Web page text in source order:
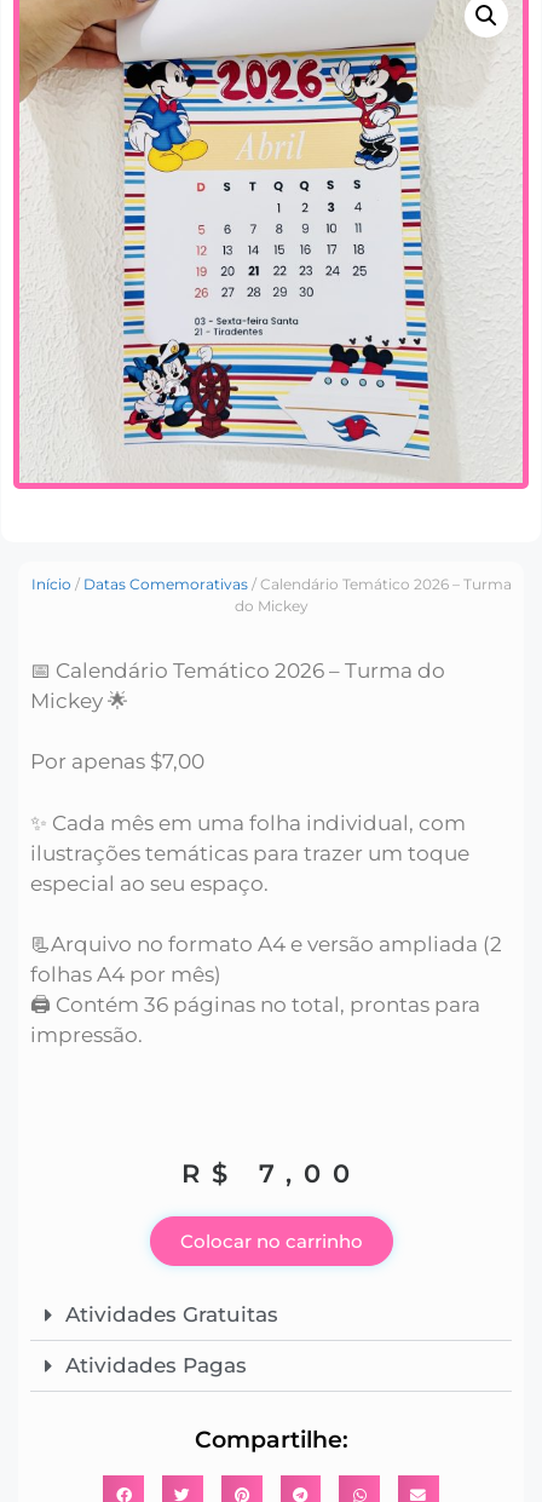
Início / Datas Comemorativas/ Calendário Temático 2026 – Turma
do Mickey
📅 Calendário Temático 2026 – Turma do
Mickey 🌟
Por apenas $7,00
✨ Cada mês em uma folha individual, com
ilustrações temáticas para trazer um toque
especial ao seu espaço.
📃Arquivo no formato A4 e versão ampliada (2
folhas A4 por mês)
🖨️ Contém 36 páginas no total, prontas para
impressão.
R$ 7,00
Colocar no carrinho
Atividades Gratuitas
Atividades Pagas
Compartilhe: